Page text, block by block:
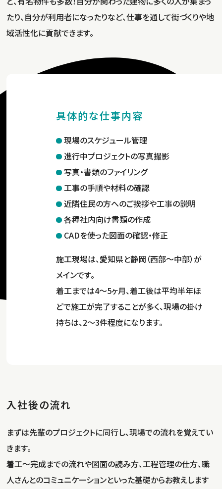
たり、自分が利用者になったりなど、仕事を通して街づくりや地
域活性化に貢献できます。
具体的な仕事内容
現場のスケジュール管理
進行中プロジェクトの写真撮影
写真・書類のファイリング
工事の手順や材料の確認
近隣住民の方へのご挨拶や工事の説明
各種社内向け書類の作成
CADを使った図面の確認・修正
施工現場は、愛知県と静岡（西部～中部）が
メインです。
着工までは4～5ヶ月、着工後は平均半年ほ
どで施工が完了することが多く、現場の掛け
持ちは、2～3件程度になります。
入社後の流れ
まずは先輩のプロジェクトに同行し、現場での流れを覚えてい
きます。
着工～完成までの流れや図面の読み方、工程管理の仕方、職
人さんとのコミュニケーションといった基礎からお教えします